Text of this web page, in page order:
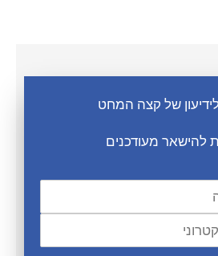
של קצה המחט
להישאר מעודכנים